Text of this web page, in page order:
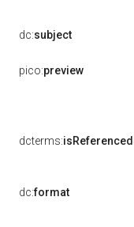
dc:subject
pico:preview
dcterms:
dc:format